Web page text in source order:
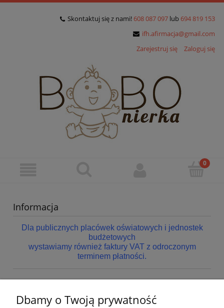
Skontaktuj się z nami! 608 087 097 lub 694 819 153
ifh.afirmacja@gmail.com
Zarejestruj się
Zaloguj się
Informacja
Dla publicznych placówek oświatowych i jednostek
budżetowych
wystawiamy również faktury VAT z odroczonym
terminem płatności.
Nie znaleziono produktów spełniających podane kryteria.
Dbamy o Twoją prywatność